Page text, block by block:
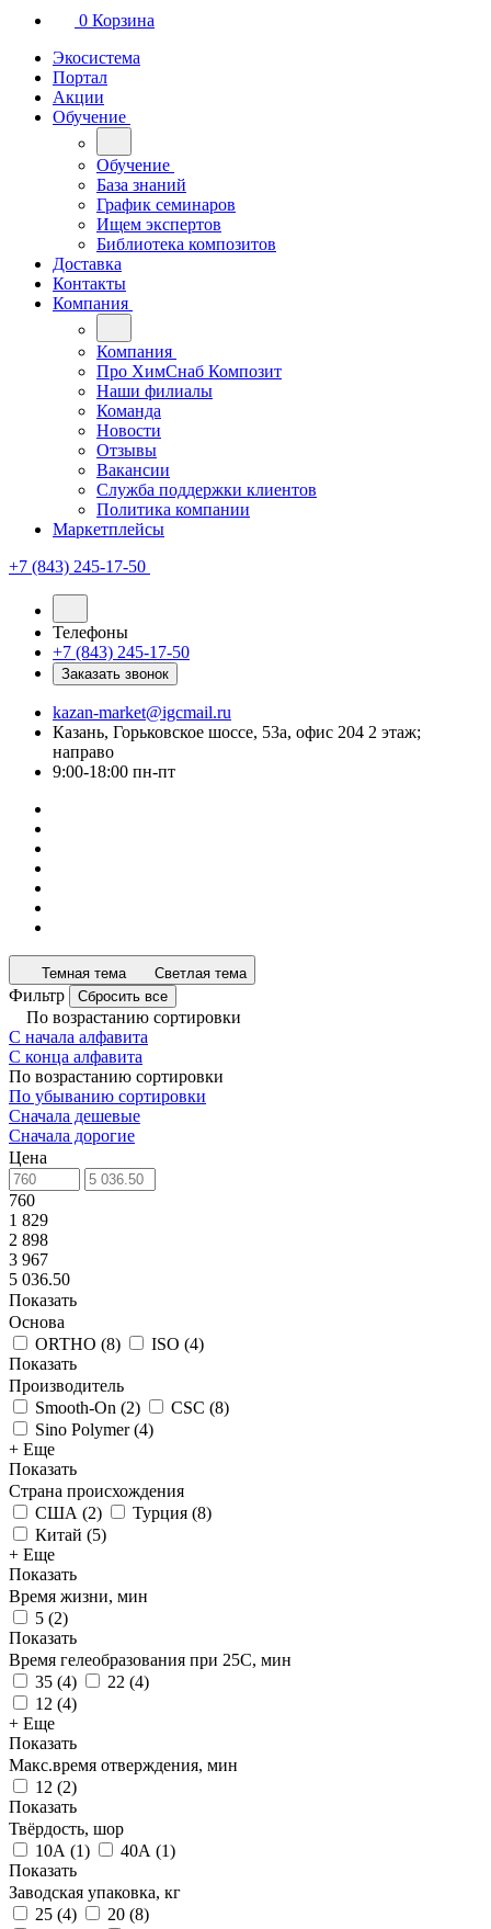
0 Корзина
Экосистема
Портал
Акции
Обучение
Обучение
База знаний
График семинаров
Ищем экспертов
Библиотека композитов
Доставка
Контакты
Компания
Компания
Про ХимСнаб Композит
Наши филиалы
Команда
Новости
Отзывы
Вакансии
Служба поддержки клиентов
Политика компании
Маркетплейсы
+7 (843) 245-17-50
Телефоны
+7 (843) 245-17-50
Заказать звонок
kazan-market@igcmail.ru
Казань, ​Горьковское шоссе, 53а, офис 204 2 этаж;
направо
9:00-18:00 пн-пт
Темная тема Светлая тема
Фильтр Сбросить все
По возрастанию сортировки
С начала алфавита
С конца алфавита
По возрастанию сортировки
По убыванию сортировки
Сначала дешевые
Сначала дорогие
Цена
760
1 829
2 898
3 967
5 036.50
Показать
Основа
ORTHO (8) ISO (4)
Показать
Производитель
Smooth-On (2) CSC (8)
Sino Polymer(4)
+ Еще
Показать
Страна происхождения
США (2) Турция (8)
Китай (5)
+ Еще
Показать
Время жизни, мин
5 (2)
Показать
Время гелеобразования при 25С, мин
35 (4) 22 (4)
12 (4)
+ Еще
Показать
Макс.время отверждения, мин
12 (2)
Показать
Твёрдость, шор
10А (1) 40А (1)
Показать
Заводская упаковка, кг
25 (4) 20 (8)